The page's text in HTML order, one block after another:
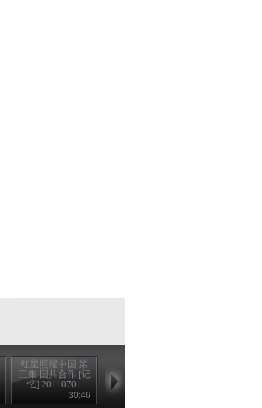
红星照耀中国 第
三集 国共合作 [记
忆] 20110701
30:46
十三集 奔赴延安
[记忆]20110711